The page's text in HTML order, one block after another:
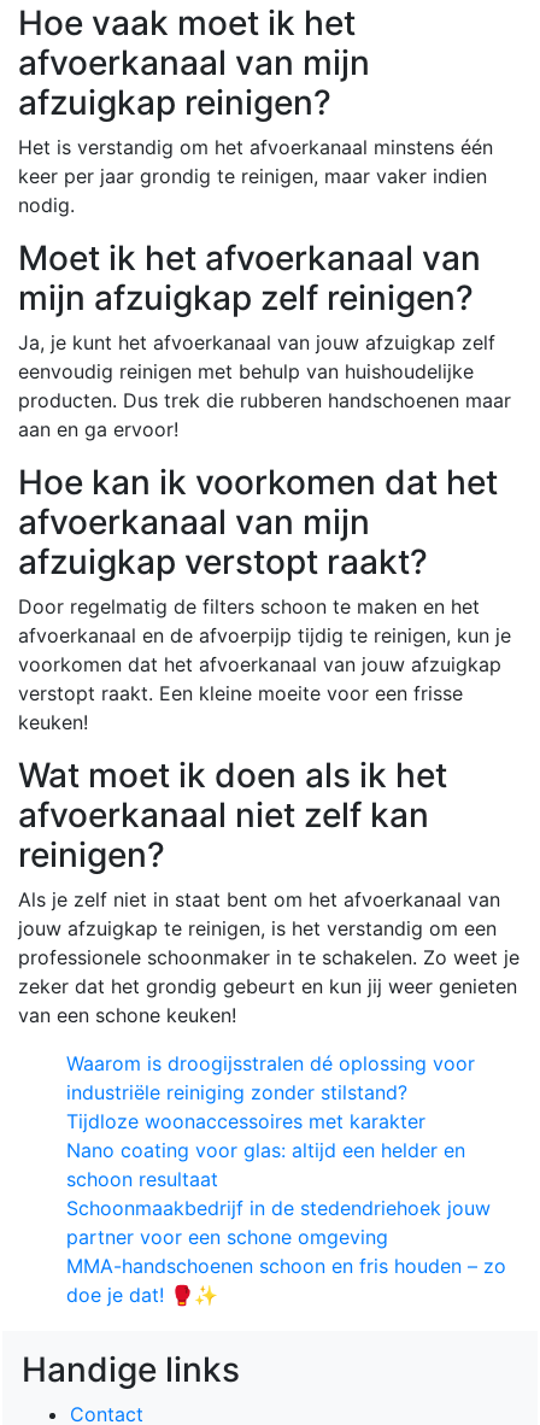
Hoe vaak moet ik het
afvoerkanaal van mijn
afzuigkap reinigen?
Het is verstandig om het afvoerkanaal minstens één
keer per jaar grondig te reinigen, maar vaker indien
nodig.
Moet ik het afvoerkanaal van
mijn afzuigkap zelf reinigen?
Ja, je kunt het afvoerkanaal van jouw afzuigkap zelf
eenvoudig reinigen met behulp van huishoudelijke
producten. Dus trek die rubberen handschoenen maar
aan en ga ervoor!
Hoe kan ik voorkomen dat het
afvoerkanaal van mijn
afzuigkap verstopt raakt?
Door regelmatig de filters schoon te maken en het
afvoerkanaal en de afvoerpijp tijdig te reinigen, kun je
voorkomen dat het afvoerkanaal van jouw afzuigkap
verstopt raakt. Een kleine moeite voor een frisse
keuken!
Wat moet ik doen als ik het
afvoerkanaal niet zelf kan
reinigen?
Als je zelf niet in staat bent om het afvoerkanaal van
jouw afzuigkap te reinigen, is het verstandig om een
professionele schoonmaker in te schakelen. Zo weet je
zeker dat het grondig gebeurt en kun jij weer genieten
van een schone keuken!
Waarom is droogijsstralen dé oplossing voor
industriële reiniging zonder stilstand?
Tijdloze woonaccessoires met karakter
Nano coating voor glas: altijd een helder en
schoon resultaat
Schoonmaakbedrijf in de stedendriehoek jouw
partner voor een schone omgeving
MMA-handschoenen schoon en fris houden – zo
doe je dat! 🥊✨
Handige links
Contact